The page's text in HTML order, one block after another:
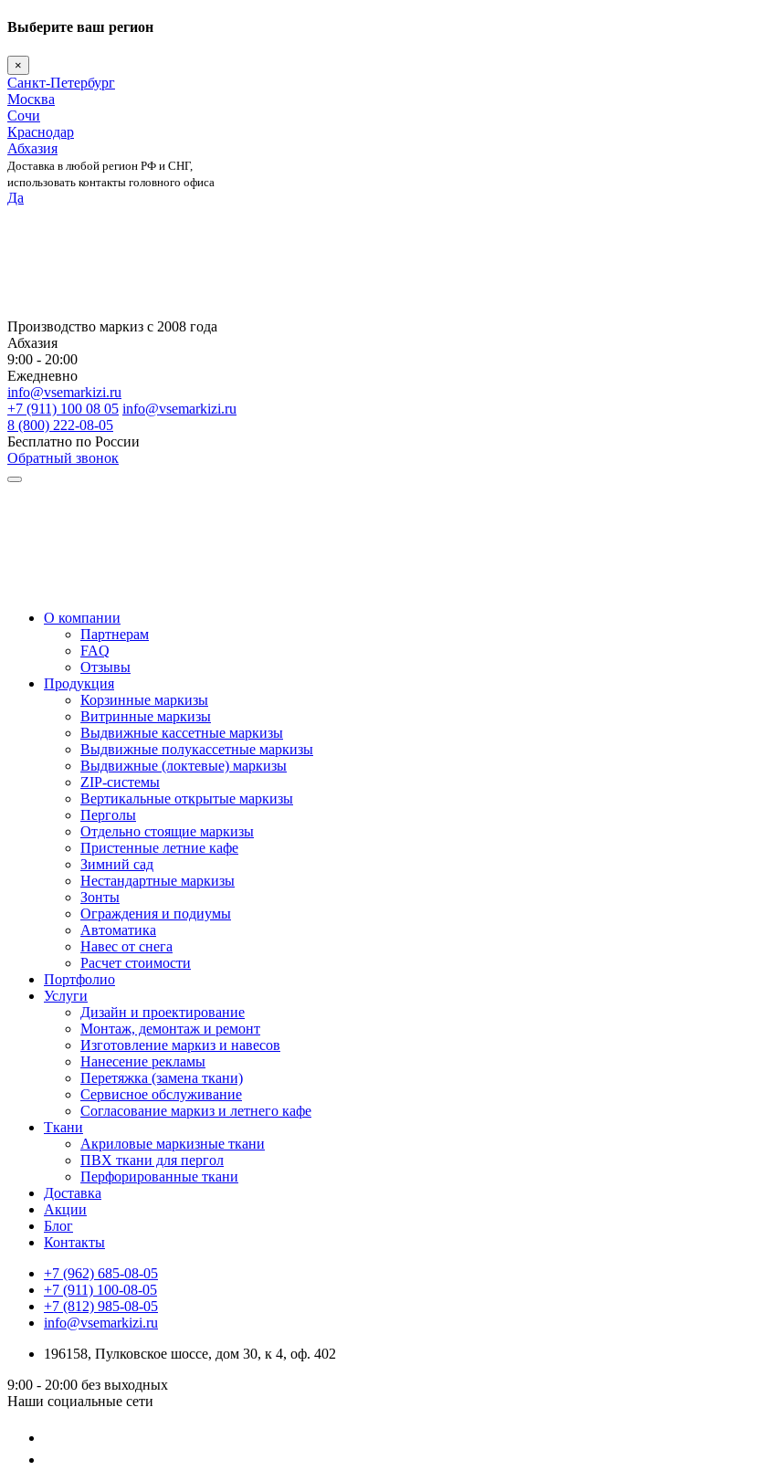
Выберите ваш регион
×
Санкт-Петербург
Москва
Сочи
Краснодар
Абхазия
Доставка в любой регион РФ и СНГ,
использовать контакты головного офиса
Да
Производство маркиз с 2008 года
Абхазия
9:00 - 20:00
Ежедневно
info@vsemarkizi.ru
+7 (911) 100 08 05 info@vsemarkizi.ru
8 (800) 222-08-05
Бесплатно по России
Обратный звонок
О компании
Партнерам
FAQ
Отзывы
Продукция
Корзинные маркизы
Витринные маркизы
Выдвижные кассетные маркизы
Выдвижные полукассетные маркизы
Выдвижные (локтевые) маркизы
ZIP-системы
Вертикальные открытые маркизы
Перголы
Отдельно стоящие маркизы
Пристенные летние кафе
Зимний сад
Нестандартные маркизы
Зонты
Ограждения и подиумы
Автоматика
Навес от снега
Расчет стоимости
Портфолио
Услуги
Дизайн и проектирование
Монтаж, демонтаж и ремонт
Изготовление маркиз и навесов
Нанесение рекламы
Перетяжка (замена ткани)
Сервисное обслуживание
Согласование маркиз и летнего кафе
Ткани
Акриловые маркизные ткани
ПВХ ткани для пергол
Перфорированные ткани
Доставка
Акции
Блог
Контакты
+7 (962) 685-08-05
+7 (911) 100-08-05
+7 (812) 985-08-05
info@vsemarkizi.ru
196158, Пулковское шоссе, дом 30, к 4, оф. 402
9:00 - 20:00 без выходных
Наши социальные сети